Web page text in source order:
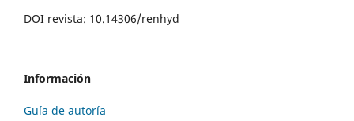
DOI revista: 10.14306/renhyd
Información
Guía de autoría